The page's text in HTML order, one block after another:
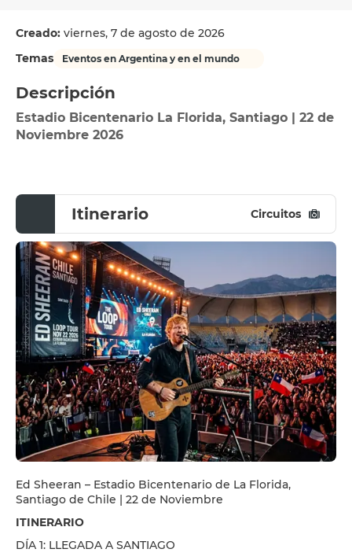
Creado: viernes, 7 de agosto de 2026
Temas
Eventos en Argentina y en el mundo
Descripción
Estadio Bicentenario La Florida, Santiago | 22 de
Noviembre 2026
Itinerario Circuitos
Ed Sheeran – Estadio Bicentenario de La Florida,
Santiago de Chile | 22 de Noviembre
ITINERARIO
DÍA 1: LLEGADA A SANTIAGO